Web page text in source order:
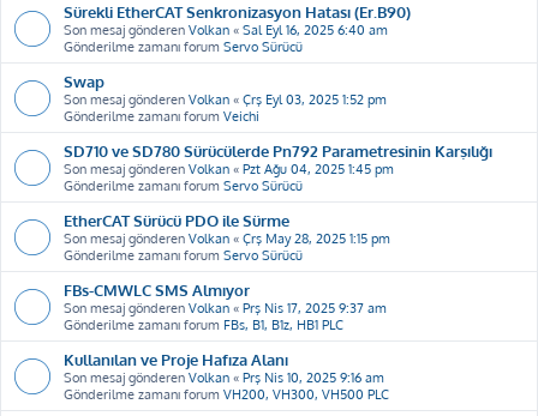
Sürekli EtherCAT Senkronizasyon Hatası (Er.B90)
Son mesaj gönderen Volkan « Sal Eyl 16, 2025 6:40 am
Gönderilme zamanı forum Servo Sürücü
Swap
Son mesaj gönderen Volkan « Çrş Eyl 03, 2025 1:52 pm
Gönderilme zamanı forum Veichi
SD710 ve SD780 Sürücülerde Pn792 Parametresinin Karşılığı
Son mesaj gönderen Volkan « Pzt Ağu 04, 2025 1:45 pm
Gönderilme zamanı forum Servo Sürücü
EtherCAT Sürücü PDO ile Sürme
Son mesaj gönderen Volkan « Çrş May 28, 2025 1:15 pm
Gönderilme zamanı forum Servo Sürücü
FBs-CMWLC SMS Almıyor
Son mesaj gönderen Volkan « Prş Nis 17, 2025 9:37 am
Gönderilme zamanı forum FBs, B1, B1z, HB1 PLC
Kullanılan ve Proje Hafıza Alanı
Son mesaj gönderen Volkan « Prş Nis 10, 2025 9:16 am
Gönderilme zamanı forum VH200, VH300, VH500 PLC